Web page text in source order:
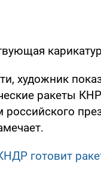
художник
ракеты
российского
готовит